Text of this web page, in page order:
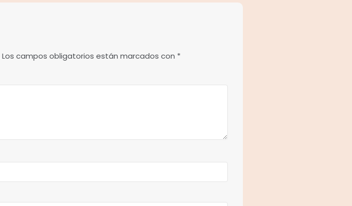
Los campos obligatorios están marcados con *